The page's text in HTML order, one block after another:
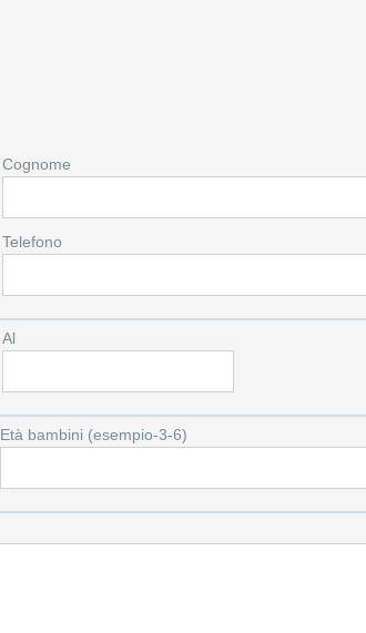
Cognome
Telefono
Al
Età bambini (esempio-3-6)